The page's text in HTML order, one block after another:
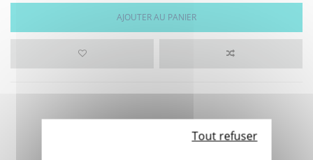
AJOUTER AU PANIER
Tout refuser